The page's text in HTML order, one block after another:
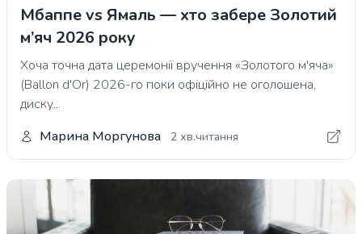
Мбаппе vs Ямаль — хто забере Золотий
м’яч 2026 року
Хоча точна дата церемонії вручення «Золотого м'яча»
(Ballon d'Or) 2026-го поки офіційно не оголошена,
диску...
Марина Моргунова
2 хв.читання